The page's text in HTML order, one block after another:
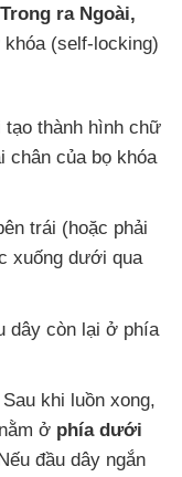
ra Ngoài,
(self-locking)
tạo thành hình chữ
chân của bọ khóa
trái (hoặc phải
xuống dưới qua
dây còn lại ở phía
Sau khi luồn xong,
ở phía dưới
đầu dây ngắn